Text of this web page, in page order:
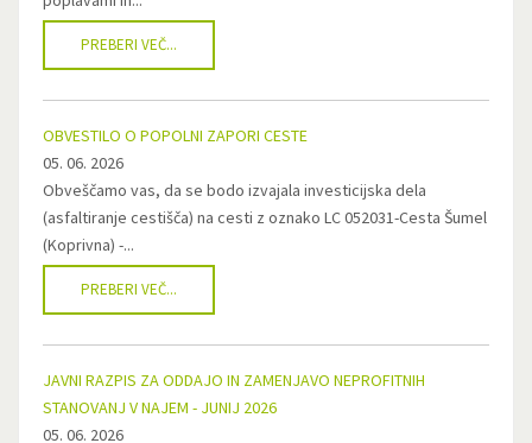
PREBERI VEČ...
OBVESTILO O POPOLNI ZAPORI CESTE
05. 06. 2026
Obveščamo vas, da se bodo izvajala investicijska dela
(asfaltiranje cestišča) na cesti z oznako LC 052031-Cesta Šumel
(Koprivna) -...
PREBERI VEČ...
JAVNI RAZPIS ZA ODDAJO IN ZAMENJAVO NEPROFITNIH
STANOVANJ V NAJEM - JUNIJ 2026
05. 06. 2026